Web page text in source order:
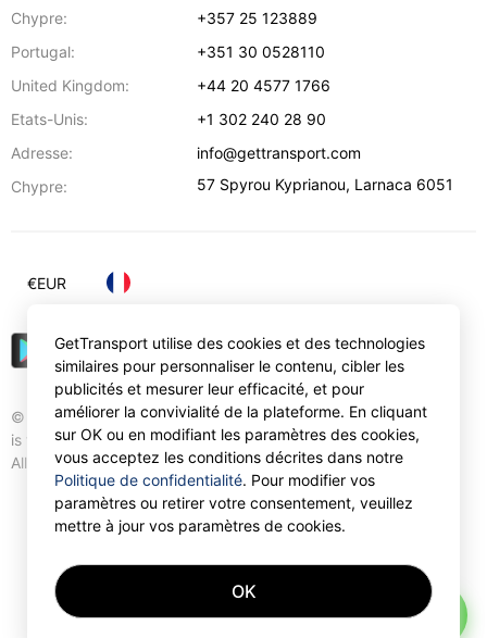
Chypre:
+357 25 123889
Portugal:
+351 30 0528110
United Kingdom:
+44 20 4577 1766
Etats-Unis:
+1 302 240 28 90
Adresse:
info@gettransport.com
Chypre:
57 Spyrou Kyprianou, Larnaca 6051
© Gettransport International Limited. GetTransport®
is trademark of Gettransport International Limited.
All rights reserved.
€EUR
GetTransport utilise des cookies et des technologies
similaires pour personnaliser le contenu, cibler les
publicités et mesurer leur efficacité, et pour
améliorer la convivialité de la plateforme. En cliquant
sur OK ou en modifiant les paramètres des cookies,
vous acceptez les conditions décrites dans notre
Politique de confidentialité. Pour modifier vos
paramètres ou retirer votre consentement, veuillez
mettre à jour vos paramètres de cookies.
OK
AI